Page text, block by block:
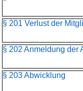
§ 201 Verlust der
§ 202 Anmeldung der
§ 203 Abwicklung